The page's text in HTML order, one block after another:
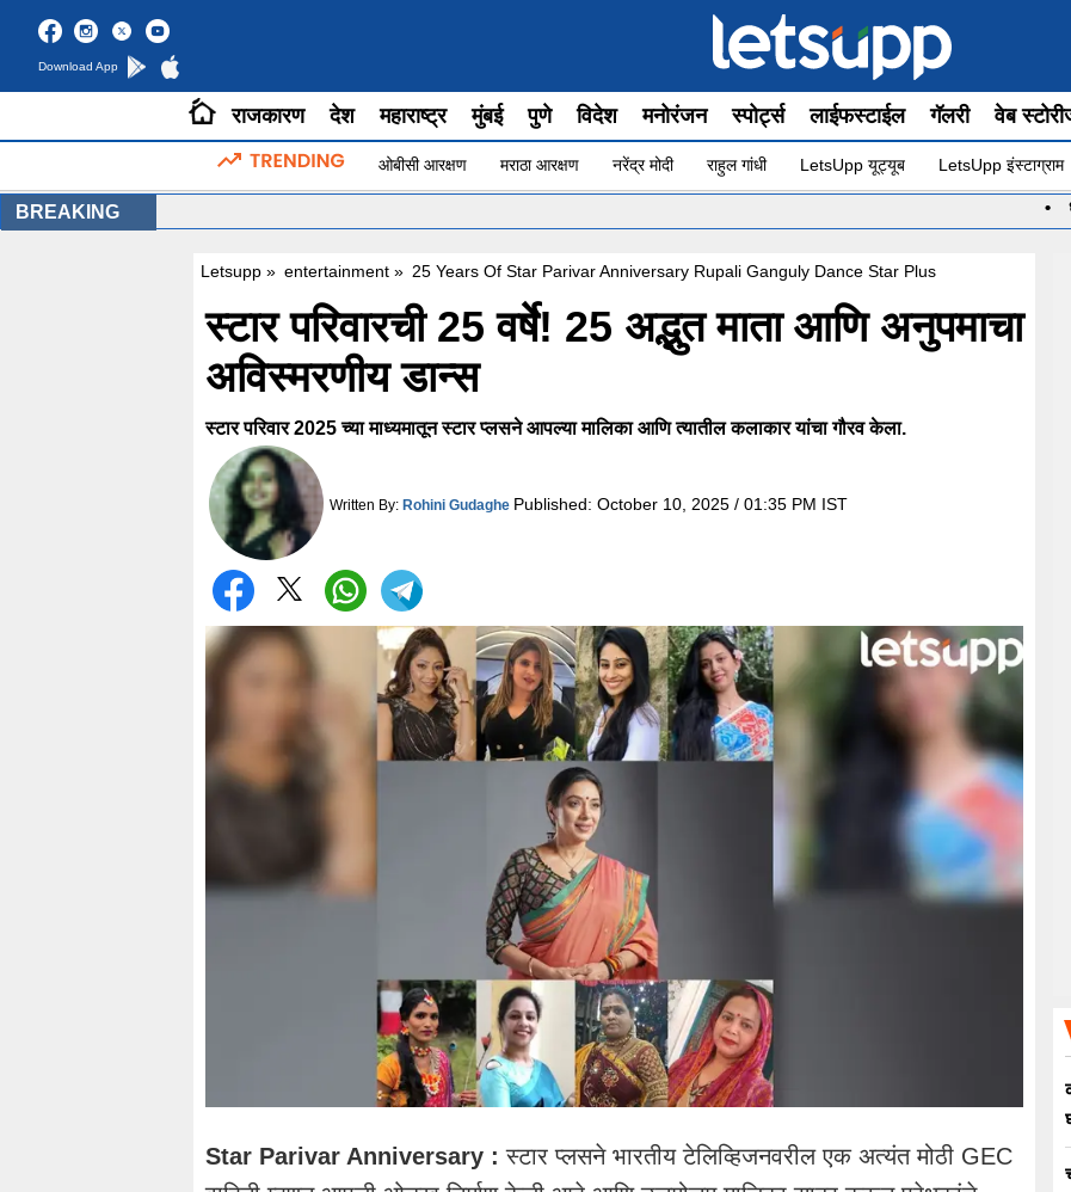
Download App
राजकारण देश महाराष्ट्र मुंबई पुणे विदेश मनोरंजन स्पोर्ट्स लाईफस्टाईल गॅलरी वेब
ओबीसी आरक्षण मराठा आरक्षण नरेंद्र मोदी राहुल गांधी LetsUpp यूट्यूब LetsUpp इंस्टाग्राम
BREAKING
Letsupp » entertainment » 25 Years Of Star Parivar Anniversary Rupali Ganguly Dance Star Plus
स्टार परिवारची 25 वर्षे! 25 अद्भुत माता आणि अनुपमाचा
अविस्मरणीय डान्स
स्टार परिवार 2025 च्या माध्यमातून स्टार प्लसने आपल्या मालिका आणि त्यातील कलाकार यांचा गौरव केला.
Written By: Rohini Gudaghe Published: October 10, 2025 / 01:35 PM IST
Star Parivar Anniversary : स्टार प्लसने भारतीय टेलिव्हिजनवरील एक अत्यंत मोठी GEC